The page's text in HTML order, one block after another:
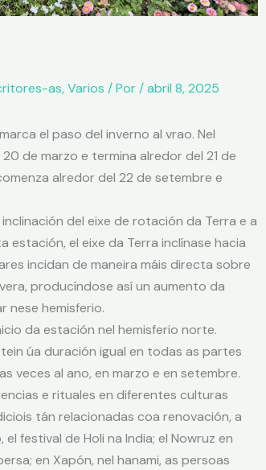
as,Varios / Por/abril 8, 2025
el paso del inverno al vrao. Nel
de marzo e termina alredor del 21 de
alredor del 22 de setembre e
del eixe de rotación da Terra e a
estación, el eixe da Terra inclínase hacia
incidan de maneira máis directa sobre
producíndose así un aumento da
nese hemisferio.
da estación nel hemisferio norte.
úa duración igual en todas as partes
veces al ano, en marzo e en setembre.
e rituales en diferentes culturas
tán relacionadas coa renovación, a
festival de Holi na India; el Nowruz en
en Xapón, nel hanami, as persoas